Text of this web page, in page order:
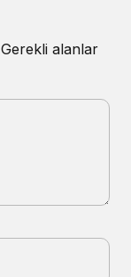
Gerekli alanlar